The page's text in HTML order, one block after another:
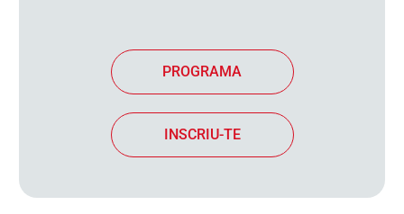
PROGRAMA
INSCRIU-TE